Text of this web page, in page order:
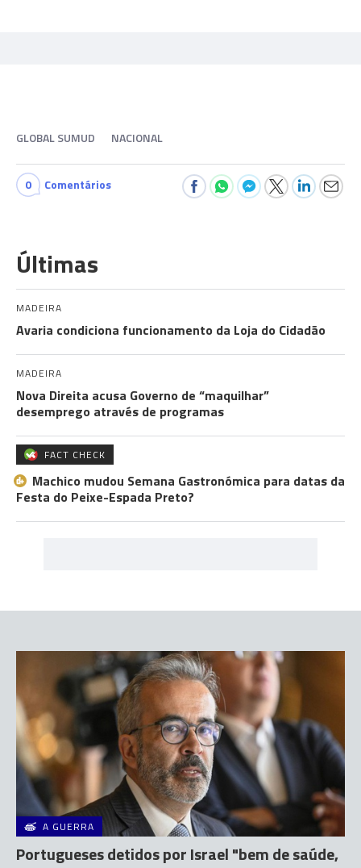
GLOBAL SUMUD NACIONAL
0 Comentários
Últimas
MADEIRA
Avaria condiciona funcionamento da Loja do Cidadão
MADEIRA
Nova Direita acusa Governo de “maquilhar”
desemprego através de programas
FACT CHECK
Machico mudou Semana Gastronómica para datas da
Festa do Peixe-Espada Preto?
A GUERRA
Portugueses detidos por Israel "bem de saúde,